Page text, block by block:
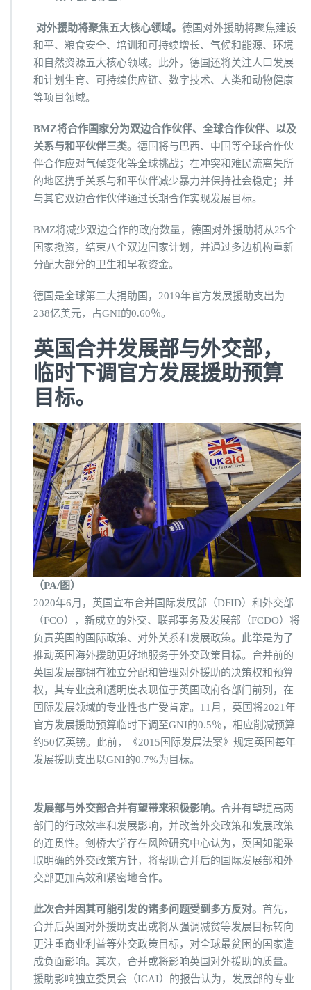
对外援助将聚焦五大核心领域。 德国对外援助将聚焦建设
和平、粮食安全、培训和可持续增长、气候和能源、环境
和自然资源五大核心领域。此外，德国还将关注人口发展
和计划生育、可持续供应链、数字技术、人类和动物健康
等项目领域。
BMZ将合作国家分为双边合作伙伴、全球合作伙伴、以及
关系与和平伙伴三类。 德国将与巴西、中国等全球合作伙
伴合作应对气候变化等全球挑战；在冲突和难民流离失所
的地区携手关系与和平伙伴减少暴力并保持社会稳定；并
与其它双边合作伙伴通过长期合作实现发展目标。
BMZ将减少双边合作的政府数量，德国对外援助将从25个
国家撤资，结束八个双边国家计划，并通过多边机构重新
分配大部分的卫生和早教资金。
德国是全球第二大捐助国，2019年官方发展援助支出为
238亿美元，占GNI的0.60％。
英国合并发展部与外交部，
临时下调官方发展援助预算
目标。
（PA/图）
2020年6月，英国宣布合并国际发展部（DFID）和外交部
（FCO），新成立的外交、联邦事务及发展部（FCDO）将
负责英国的国际政策、对外关系和发展政策。此举是为了
推动英国海外援助更好地服务于外交政策目标。合并前的
英国发展部拥有独立分配和管理对外援助的决策权和预算
权，其专业度和透明度表现位于英国政府各部门前列，在
国际发展领域的专业性也广受肯定。11月，英国将2021年
官方发展援助预算临时下调至GNI的0.5％，相应削减预算
约50亿英镑。此前，《2015国际发展法案》规定英国每年
发展援助支出以GNI的0.7%为目标。
发展部与外交部合并有望带来积极影响。 合并有望提高两
部门的行政效率和发展影响，并改善外交政策和发展政策
的连贯性。剑桥大学存在风险研究中心认为，英国如能采
取明确的外交政策方针，将帮助合并后的国际发展部和外
交部更加高效和紧密地合作。
此次合并因其可能引发的诸多问题受到多方反对。 首先，
合并后英国对外援助支出或将从强调减贫等发展目标转向
更注重商业利益等外交政策目标，对全球最贫困的国家造
成负面影响。其次，合并或将影响英国对外援助的质量。
援助影响独立委员会（ICAI）的报告认为，发展部的专业